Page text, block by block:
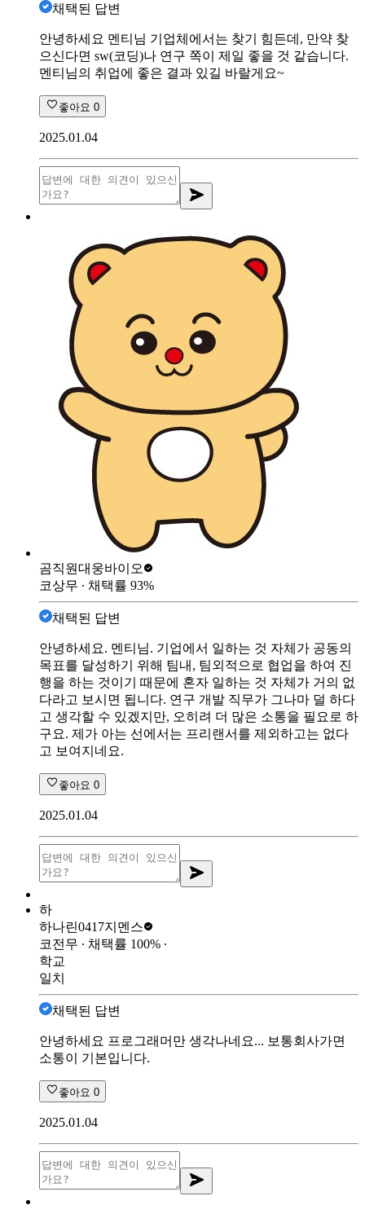
채택된 답변
안녕하세요 멘티님 기업체에서는 찾기 힘든데, 만약 찾
으신다면 sw(코딩)나 연구 쪽이 제일 좋을 것 같습니다.
멘티님의 취업에 좋은 결과 있길 바랄게요~
좋아요 0
2025.01.04
곰직원대웅바이오
코상무 ∙ 채택률 93%
채택된 답변
안녕하세요. 멘티님. 기업에서 일하는 것 자체가 공동의
목표를 달성하기 위해 팀내, 팀외적으로 협업을 하여 진
행을 하는 것이기 때문에 혼자 일하는 것 자체가 거의 없
다라고 보시면 됩니다. 연구 개발 직무가 그나마 덜 하다
고 생각할 수 있겠지만, 오히려 더 많은 소통을 필요로 하
구요. 제가 아는 선에서는 프리랜서를 제외하고는 없다
고 보여지네요.
좋아요 0
2025.01.04
하
하나린0417지멘스
코전무 ∙ 채택률 100% ∙
학교
일치
채택된 답변
안녕하세요 프로그래머만 생각나네요... 보통회사가면
소통이 기본입니다.
좋아요 0
2025.01.04